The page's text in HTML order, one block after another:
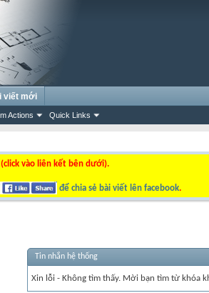
Actions Quick Links
viết mới
vào liên kết bên dưới).
để chia sẻ bài viết lên facebook.
Tin nhắn hệ thống
Xin lỗi - Không tìm thấy. Mời bạn tìm từ khóa